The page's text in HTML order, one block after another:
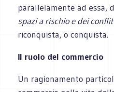
parallelamente ad essa,
spazi a rischio e dei
riconquista, o conquista.
Il ruolo del commercio
Un ragionamento